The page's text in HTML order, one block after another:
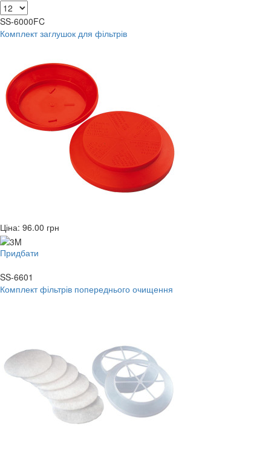
SS-6000FC
Комплект заглушок для фільтрів
Ціна: 96.00 грн
Придбати
SS-6601
Комплект фільтрів попереднього очищення